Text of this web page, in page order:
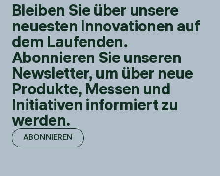
Bleiben Sie über unsere
neuesten Innovationen auf
dem Laufenden.
Abonnieren Sie unseren
Newsletter, um über neue
Produkte, Messen und
Initiativen informiert zu
werden.
ABONNIEREN